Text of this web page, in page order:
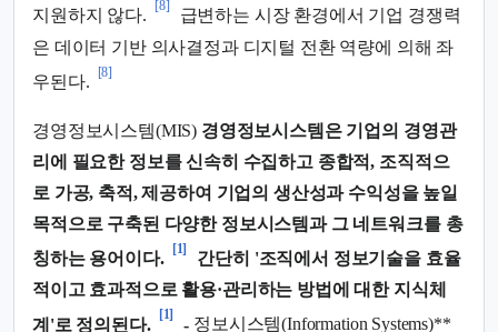
지원하지 않다.
[8]
급변하는 시장 환경에서 기업 경쟁력
은 데이터 기반 의사결정과 디지털 전환 역량에 의해 좌
우된다.
[8]
경영정보시스템(MIS) 경영정보시스템은 기업의 경영관
리에 필요한 정보를 신속히 수집하고 종합적, 조직적으
로 가공, 축적, 제공하여 기업의 생산성과 수익성을 높일
목적으로 구축된 다양한 정보시스템과 그 네트워크를 총
칭하는 용어이다.
[1]
간단히 '조직에서 정보기술을 효율
적이고 효과적으로 활용·관리하는 방법에 대한 지식체
계'로 정의된다.
[1]
- 정보시스템(Information Systems)**